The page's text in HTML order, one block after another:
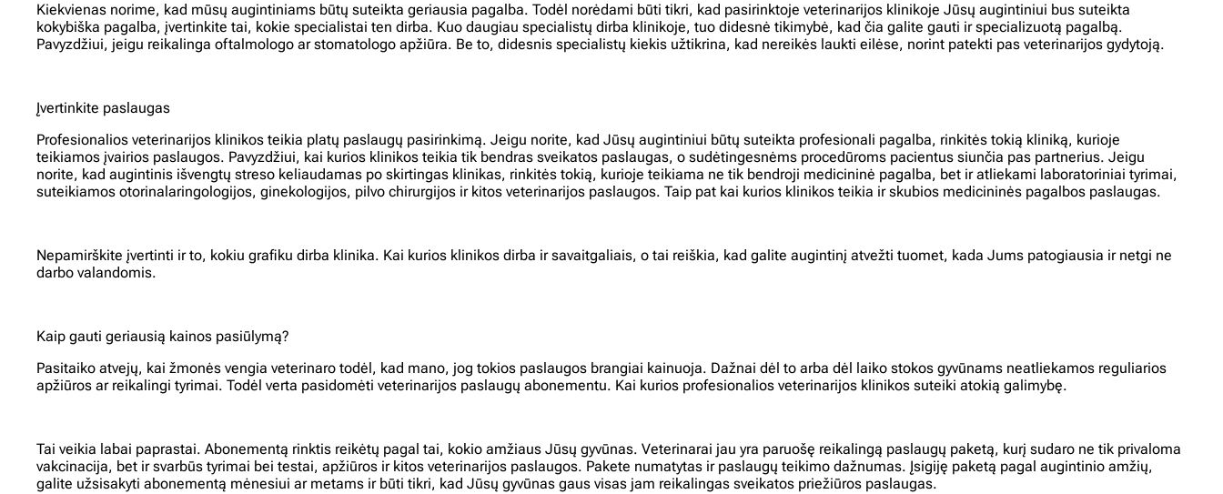
Kiekvienas norime, kad mūsų augintiniams būtų suteikta geriausia pagalba. Todėl norėdami būti tikri, kad pasirinktoje veterinarijos klinikoje Jūsų augintiniui bus suteikta
kokybiška pagalba, įvertinkite tai, kokie specialistai ten dirba. Kuo daugiau specialistų dirba klinikoje, tuo didesnė tikimybė, kad čia galite gauti ir specializuotą pagalbą.
Pavyzdžiui, jeigu reikalinga oftalmologo ar stomatologo apžiūra. Be to, didesnis specialistų kiekis užtikrina, kad nereikės laukti eilėse, norint patekti pas veterinarijos gydytoją.
Įvertinkite paslaugas
Profesionalios veterinarijos klinikos teikia platų paslaugų pasirinkimą. Jeigu norite, kad Jūsų augintiniui būtų suteikta profesionali pagalba, rinkitės tokią kliniką, kurioje
teikiamos įvairios paslaugos. Pavyzdžiui, kai kurios klinikos teikia tik bendras sveikatos paslaugas, o sudėtingesnėms procedūroms pacientus siunčia pas partnerius. Jeigu
norite, kad augintinis išvengtų streso keliaudamas po skirtingas klinikas, rinkitės tokią, kurioje teikiama ne tik bendroji medicininė pagalba, bet ir atliekami laboratoriniai tyrimai,
suteikiamos otorinalaringologijos, ginekologijos, pilvo chirurgijos ir kitos veterinarijos paslaugos. Taip pat kai kurios klinikos teikia ir skubios medicininės pagalbos paslaugas.
Nepamirškite įvertinti ir to, kokiu grafiku dirba klinika. Kai kurios klinikos dirba ir savaitgaliais, o tai reiškia, kad galite augintinį atvežti tuomet, kada Jums patogiausia ir netgi ne
darbo valandomis.
Kaip gauti geriausią kainos pasiūlymą?
Pasitaiko atvejų, kai žmonės vengia veterinaro todėl, kad mano, jog tokios paslaugos brangiai kainuoja. Dažnai dėl to arba dėl laiko stokos gyvūnams neatliekamos reguliarios
apžiūros ar reikalingi tyrimai. Todėl verta pasidomėti veterinarijos paslaugų abonementu. Kai kurios profesionalios veterinarijos klinikos suteiki atokią galimybę.
Tai veikia labai paprastai. Abonementą rinktis reikėtų pagal tai, kokio amžiaus Jūsų gyvūnas. Veterinarai jau yra paruošę reikalingą paslaugų paketą, kurį sudaro ne tik privaloma
vakcinacija, bet ir svarbūs tyrimai bei testai, apžiūros ir kitos veterinarijos paslaugos. Pakete numatytas ir paslaugų teikimo dažnumas. Įsigiję paketą pagal augintinio amžių,
galite užsisakyti abonementą mėnesiui ar metams ir būti tikri, kad Jūsų gyvūnas gaus visas jam reikalingas sveikatos priežiūros paslaugas.